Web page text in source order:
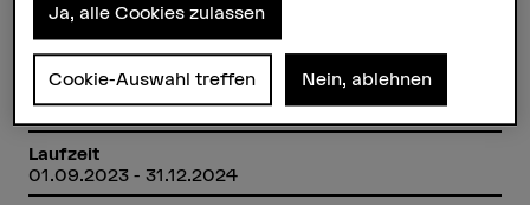
Strategisches Themenfeld
Themenfeld Caring Society
Förderorganisation
BFH
Laufzeit
01.09.2023 - 31.12.2024
Ja, alle Cookies zulassen
Cookie-Auswahl treffen Nein, ablehnen